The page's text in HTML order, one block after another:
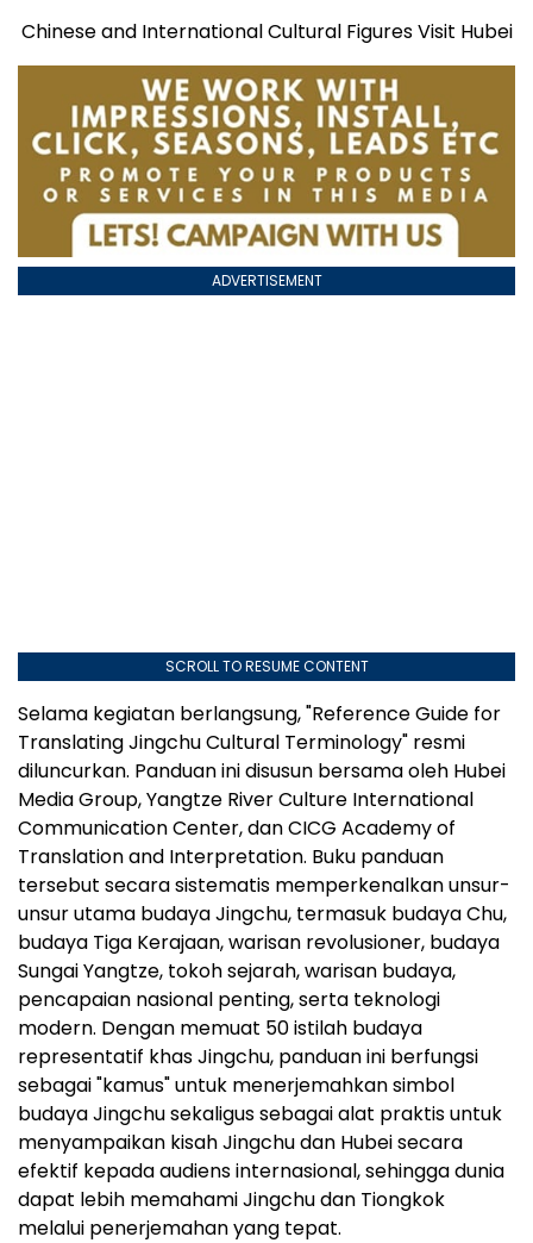
Chinese and International Cultural Figures Visit Hubei
ADVERTISEMENT
SCROLL TO RESUME CONTENT
Selama kegiatan berlangsung, "Reference Guide for
Translating Jingchu Cultural Terminology" resmi
diluncurkan. Panduan ini disusun bersama oleh Hubei
Media Group, Yangtze River Culture International
Communication Center, dan CICG Academy of
Translation and Interpretation. Buku panduan
tersebut secara sistematis memperkenalkan unsur-
unsur utama budaya Jingchu, termasuk budaya Chu,
budaya Tiga Kerajaan, warisan revolusioner, budaya
Sungai Yangtze, tokoh sejarah, warisan budaya,
pencapaian nasional penting, serta teknologi
modern. Dengan memuat 50 istilah budaya
representatif khas Jingchu, panduan ini berfungsi
sebagai "kamus" untuk menerjemahkan simbol
budaya Jingchu sekaligus sebagai alat praktis untuk
menyampaikan kisah Jingchu dan Hubei secara
efektif kepada audiens internasional, sehingga dunia
dapat lebih memahami Jingchu dan Tiongkok
melalui penerjemahan yang tepat.